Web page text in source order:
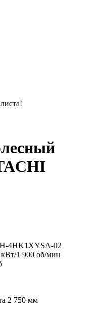
4HK1XYSA-02
1 900 об/мин
2 750 мм